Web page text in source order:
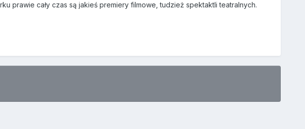
prawie cały czas są jakieś premiery filmowe, tudzież spektaktli teatralnych.